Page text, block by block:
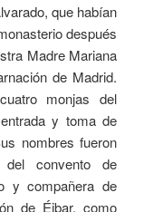
que habían
después
Madre Mariana
de Madrid.
monjas del
y toma de
nombres fueron
convento de
y compañera de
de Éibar, como